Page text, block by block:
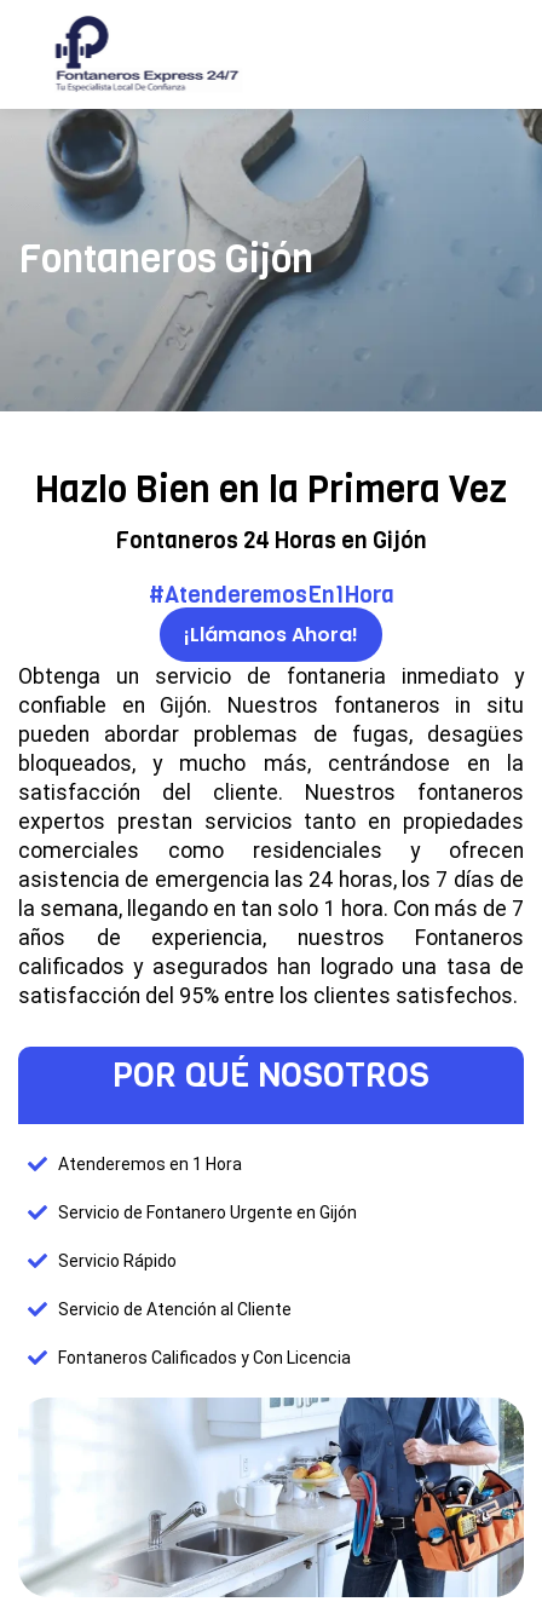
Fontaneros Gijón
Hazlo Bien en la Primera Vez
Fontaneros 24 Horas en Gijón
#AtenderemosEn1Hora
¡Llámanos Ahora!
Obtenga un servicio de fontaneria inmediato y
confiable en Gijón. Nuestros fontaneros in situ
pueden abordar problemas de fugas, desagües
bloqueados, y mucho más, centrándose en la
satisfacción del cliente. Nuestros fontaneros
expertos prestan servicios tanto en propiedades
comerciales como residenciales y ofrecen
asistencia de emergencia las 24 horas, los 7 días de
la semana, llegando en tan solo 1 hora. Con más de 7
años de experiencia, nuestros Fontaneros
calificados y asegurados han logrado una tasa de
satisfacción del 95% entre los clientes satisfechos.
POR QUÉ NOSOTROS
Atenderemos en 1 Hora
Servicio de Fontanero Urgente en Gijón
Servicio Rápido
Servicio de Atención al Cliente
Fontaneros Calificados y Con Licencia